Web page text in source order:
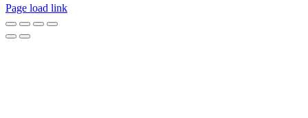
Page load link